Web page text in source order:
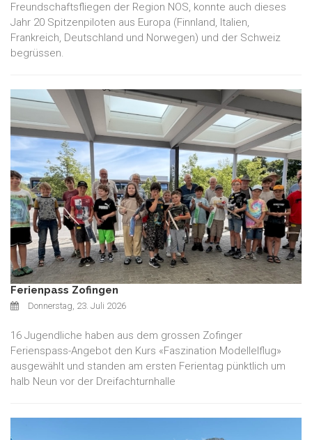
Freundschaftsfliegen der Region NOS, konnte auch dieses
Jahr 20 Spitzenpiloten aus Europa (Finnland, Italien,
Frankreich, Deutschland und Norwegen) und der Schweiz
begrüssen.
Ferienpass Zofingen
Donnerstag, 23. Juli 2026
16 Jugendliche haben aus dem grossen Zofinger
Ferienspass-Angebot den Kurs «Faszination Modellelflug»
ausgewählt und standen am ersten Ferientag pünktlich um
halb Neun vor der Dreifachturnhalle